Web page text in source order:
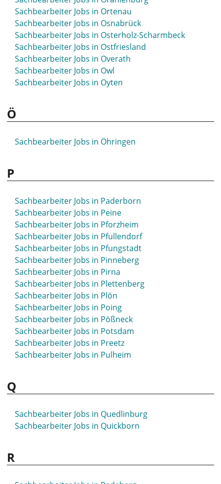
Sachbearbeiter Jobs in Ortenau
Sachbearbeiter Jobs in Osnabrück
Sachbearbeiter Jobs in Osterholz-Scharmbeck
Sachbearbeiter Jobs in Ostfriesland
Sachbearbeiter Jobs in Overath
Sachbearbeiter Jobs in Owl
Sachbearbeiter Jobs in Oyten
Ö
Sachbearbeiter Jobs in Öhringen
P
Sachbearbeiter Jobs in Paderborn
Sachbearbeiter Jobs in Peine
Sachbearbeiter Jobs in Pforzheim
Sachbearbeiter Jobs in Pfullendorf
Sachbearbeiter Jobs in Pfungstadt
Sachbearbeiter Jobs in Pinneberg
Sachbearbeiter Jobs in Pirna
Sachbearbeiter Jobs in Plettenberg
Sachbearbeiter Jobs in Plön
Sachbearbeiter Jobs in Poing
Sachbearbeiter Jobs in Pößneck
Sachbearbeiter Jobs in Potsdam
Sachbearbeiter Jobs in Preetz
Sachbearbeiter Jobs in Pulheim
Q
Sachbearbeiter Jobs in Quedlinburg
Sachbearbeiter Jobs in Quickborn
R